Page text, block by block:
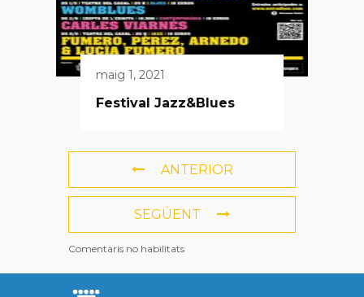
maig 1, 2021
Festival Jazz&Blues
ANTERIOR
SEGÜENT
Comentaris no habilitats